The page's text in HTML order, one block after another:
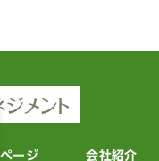
ージ 会社紹介